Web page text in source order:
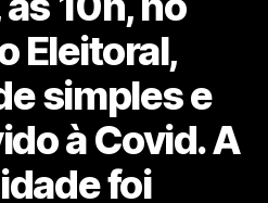
Eleitoral,
simples e
à Covid. A
foi